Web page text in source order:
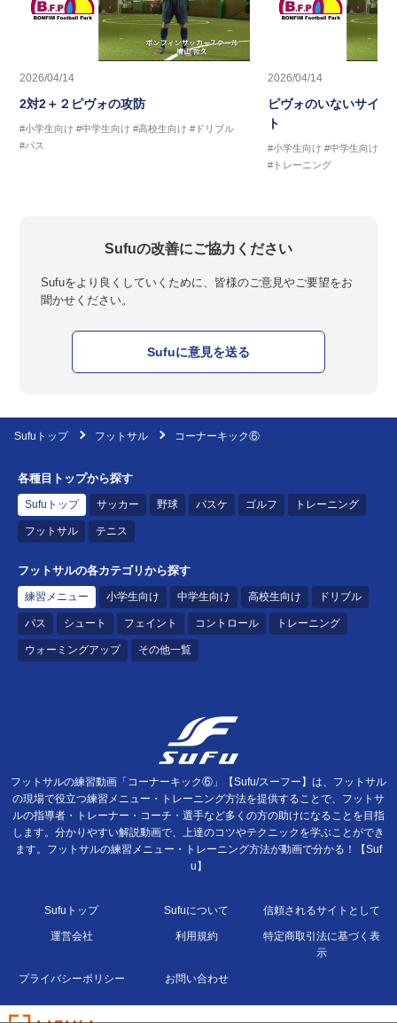
2026/04/14
2対2＋２ピヴォの攻防
#小学生向け #中学生向け #高校生向け #ドリブル
#パス
2026/04/14
ピヴォのいないサイド
ト
#小学生向け #中学生向け
#トレーニング
Sufuの改善にご協力ください
Sufuをより良くしていくために、皆様のご意見やご要望をお
聞かせください。
Sufuに意見を送る
Sufuトップ フットサル コーナーキック⑥
各種目トップから探す
Sufuトップ サッカー 野球 バスケ ゴルフ トレーニング
フットサル テニス
フットサルの各カテゴリから探す
練習メニュー 小学生向け 中学生向け 高校生向け ドリブル
パス シュート フェイント コントロール トレーニング
ウォーミングアップ その他一覧
フットサルの練習動画「コーナーキック⑥」【Sufu/スーフー】は、フットサル
の現場で役立つ練習メニュー・トレーニング方法を提供することで、フットサ
ルの指導者・トレーナー・コーチ・選手など多くの方の助けになることを目指
します。分かりやすい解説動画で、上達のコツやテクニックを学ぶことができ
ます。フットサルの練習メニュー・トレーニング方法が動画で分かる！【Suf
u】
Sufuトップ Sufuについて 信頼されるサイトとして
運営会社 利用規約
特定商取引法に基づく表
示
プライバシーポリシー お問い合わせ